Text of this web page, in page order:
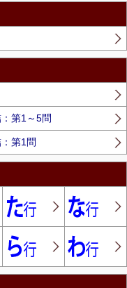
第1～5問
第1問